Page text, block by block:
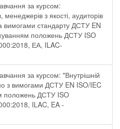
за курсом:
менеджерів з якості, аудиторів
вимогами стандарту ДСТУ EN
положень ДСТУ ISO
ЕА, ILAC-
за курсом: "Внутрішній
з вимогами ДСТУ EN ISO/IEC
положень ДСТУ ISO
ILAC, EA -